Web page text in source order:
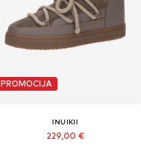
PROMOCIJA
INUIKII
229,00 €